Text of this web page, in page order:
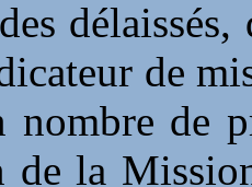
de
nombre de
de la